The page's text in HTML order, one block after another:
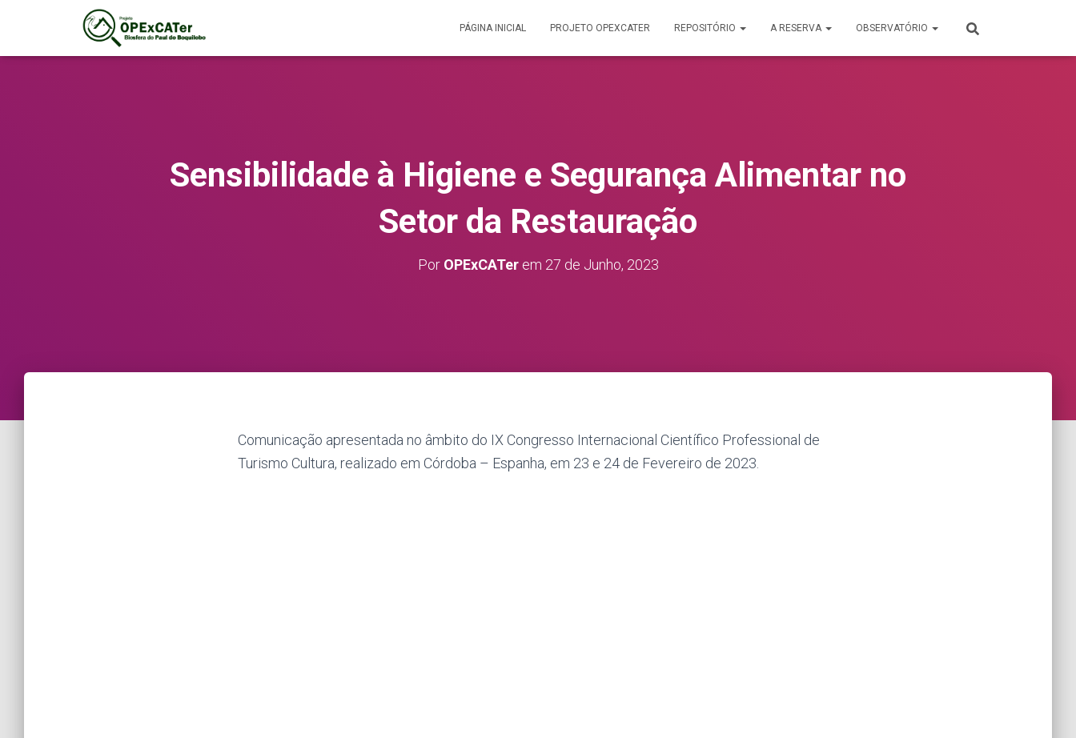
PÁGINA INICIAL PROJETO OPEXCATER REPOSITÓRIO A RESERVA OBSERVATÓRIO
Sensibilidade à Higiene e Segurança Alimentar no
Setor da Restauração
Por OPExCATerem 27 de Junho, 2023
Comunicação apresentada no âmbito do IX Congresso Internacional Científico Professional de
Turismo Cultura, realizado em Córdoba – Espanha, em 23 e 24 de Fevereiro de 2023.